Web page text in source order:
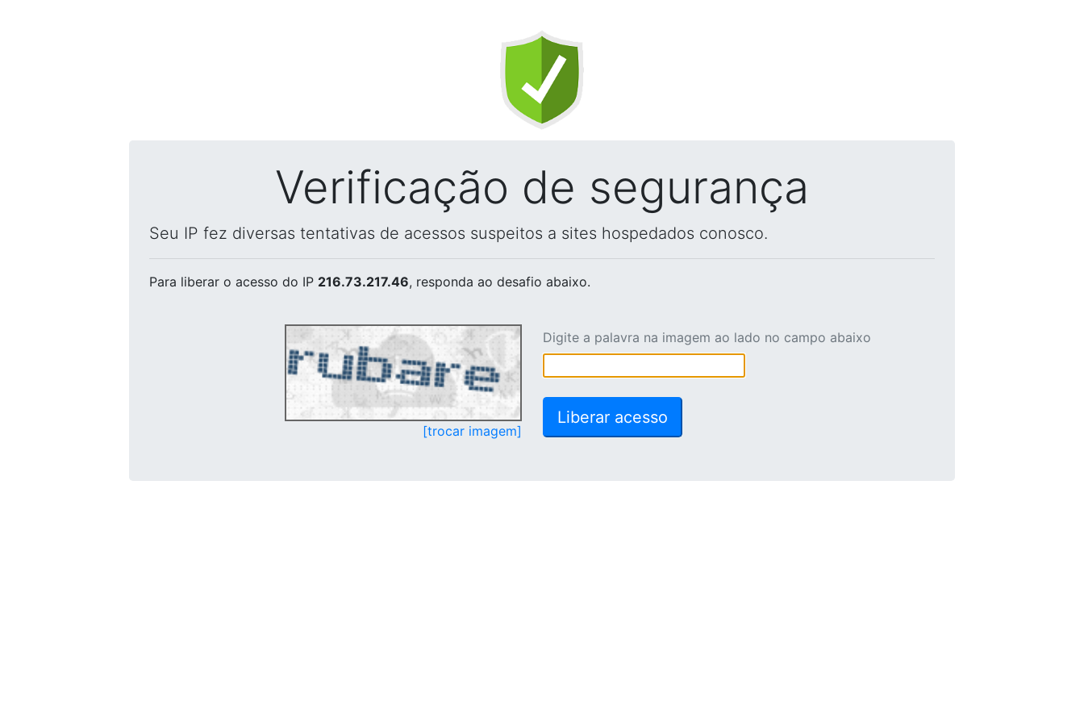
Verificação de segurança
Seu IP fez diversas tentativas de acessos suspeitos a sites hospedados conosco.
Para liberar o acesso do IP 216.73.217.46, responda ao desafio abaixo.
[trocar imagem]
Digite a palavra na imagem ao lado no campo abaixo